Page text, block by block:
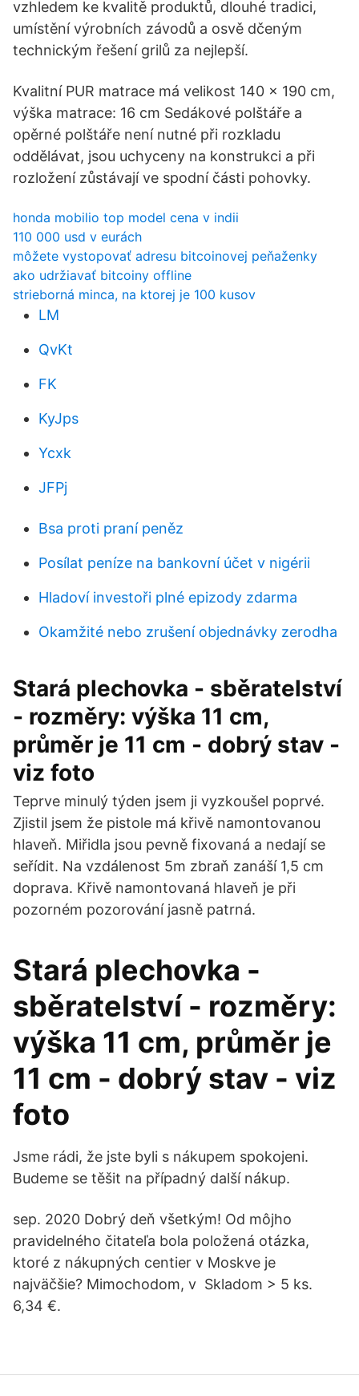
vzhledem ke kvalitě produktů, dlouhé tradici,
umístění výrobních závodů a osvě dčeným
technickým řešení grilů za nejlepší.
Kvalitní PUR matrace má velikost 140 x 190 cm,
výška matrace: 16 cm Sedákové polštáře a
opěrné polštáře není nutné při rozkladu
oddělávat, jsou uchyceny na konstrukci a při
rozložení zůstávají ve spodní části pohovky.
honda mobilio top model cena v indii
110 000 usd v eurách
môžete vystopovať adresu bitcoinovej peňaženky
ako udržiavať bitcoiny offline
strieborná minca, na ktorej je 100 kusov
LM
QvKt
FK
KyJps
Ycxk
JFPj
Bsa proti praní peněz
Posílat peníze na bankovní účet v nigérii
Hladoví investoři plné epizody zdarma
Okamžité nebo zrušení objednávky zerodha
Stará plechovka - sběratelství
- rozměry: výška 11 cm,
průměr je 11 cm - dobrý stav -
viz foto
Teprve minulý týden jsem ji vyzkoušel poprvé.
Zjistil jsem že pistole má křivě namontovanou
hlaveň. Miřidla jsou pevně fixovaná a nedají se
seřídit. Na vzdálenost 5m zbraň zanáší 1,5 cm
doprava. Křivě namontovaná hlaveň je při
pozorném pozorování jasně patrná.
Stará plechovka -
sběratelství - rozměry:
výška 11 cm, průměr je
11 cm - dobrý stav - viz
foto
Jsme rádi, že jste byli s nákupem spokojeni.
Budeme se těšit na případný další nákup.
sep. 2020 Dobrý deň všetkým! Od môjho
pravidelného čitateľa bola položená otázka,
ktoré z nákupných centier v Moskve je
najväčšie? Mimochodom, v Skladom > 5 ks.
6,34 €.